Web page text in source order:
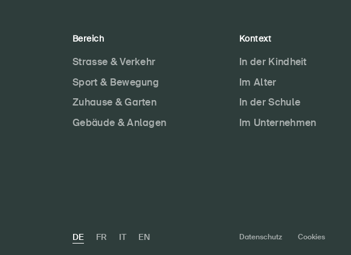
Bereich
Strasse & Verkehr
Sport & Bewegung
Zuhause & Garten
Gebäude & Anlagen
Kontext
In der Kindheit
Im Alter
In der Schule
Im Unternehmen
DE FR IT EN Datenschutz Cookies